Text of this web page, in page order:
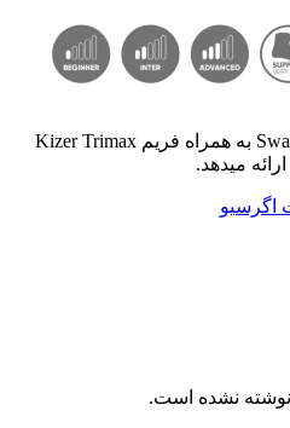
اسکیت اگرسیو USD مدل Sway 57 به همراه فریم Kizer Trimax
است.